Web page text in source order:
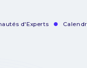
d'Experts